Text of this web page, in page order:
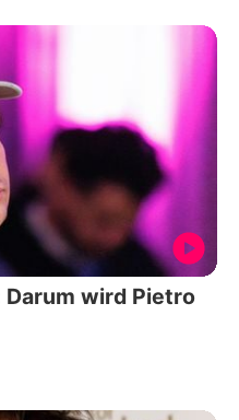
wird Pietro